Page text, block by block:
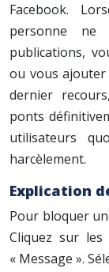
Facebook.
personne
publications,
ou vous ajouter
dernier
ponts
utilisateurs
harcèlement.
Explication
Pour bloquer
Cliquez sur
« Message ».